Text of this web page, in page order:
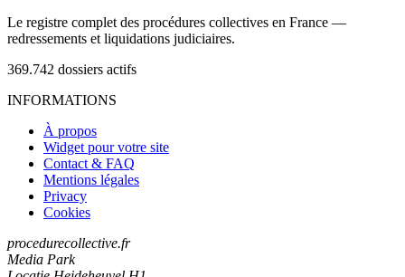
Le registre complet des procédures collectives en France —
redressements et liquidations judiciaires.
369.742 dossiers actifs
INFORMATIONS
À propos
Widget pour votre site
Contact & FAQ
Mentions légales
Privacy
Cookies
procedurecollective.fr
Media Park